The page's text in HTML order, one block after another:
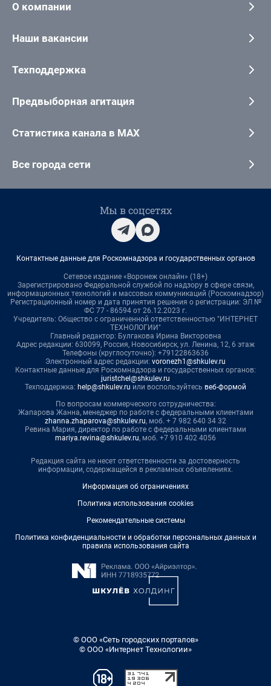
О компании
Наши вакансии
Техподдержка
Предвыборная агитация
Статистика канала в MAX
Все города сети
Мы в соцсетях
Контактные данные для Роскомнадзора и государственных органов
Сетевое издание «Воронеж онлайн» (18+)
Зарегистрировано Федеральной службой по надзору в сфере связи,
информационных технологий и массовых коммуникаций (Роскомнадзор)
Регистрационный номер и дата принятия решения о регистрации: ЭЛ №
ФС 77 - 86594 от 26.12.2023 г.
Учредитель: Общество с ограниченной ответственностью "ИНТЕРНЕТ
ТЕХНОЛОГИИ"
Главный редактор: Булгакова Ирина Викторовна
Адрес редакции: 630099, Россия, Новосибирск, ул. Ленина, 12, 6 этаж
Телефоны (круглосуточно): +79122863636
Электронный адрес редакции: voronezh1@shkulev.ru
Контактные данные для Роскомнадзора и государственных органов:
juristchel@shkulev.ru
Техподдержка: help@shkulev.ru или воспользуйтесь веб-формой
По вопросам коммерческого сотрудничества:
Жапарова Жанна, менеджер по работе с федеральными клиентами
zhanna.zhaparova@shkulev.ru, моб. + 7 982 640 34 32
Ревина Мария, директор по работе с федеральными клиентами
mariya.revina@shkulev.ru, моб. +7 910 402 4056
Редакция сайта не несет ответственности за достоверность
информации, содержащейся в рекламных объявлениях.
Информация об ограничениях
Политика использования cookies
Рекомендательные системы
Политика конфиденциальности и обработки персональных данных и
правила использования сайта
© ООО «Сеть городских порталов»
© ООО «Интернет Технологии»